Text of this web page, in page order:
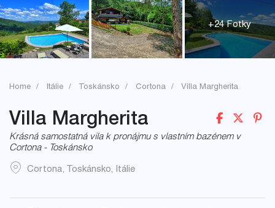
+24 Fotky
Home Itálie Toskánsko Cortona Villa Margherita
Villa Margherita
Krásná samostatná vila k pronájmu s vlastním bazénem v
Cortona - Toskánsko
Cortona, Toskánsko, Itálie